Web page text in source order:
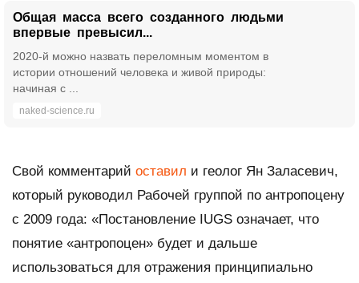
Общая масса всего созданного людьми
впервые превысил...
2020-й можно назвать переломным моментом в
истории отношений человека и живой природы:
начиная с ...
naked-science.ru
Свой комментарий оставил и геолог Ян Заласевич,
который руководил Рабочей группой по антропоцену
с 2009 года: «Постановление IUGS означает, что
понятие «антропоцен» будет и дальше
использоваться для отражения принципиально